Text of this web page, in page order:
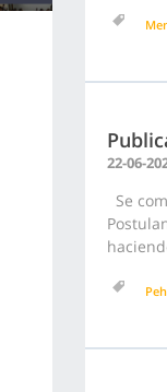
22-06-
Se